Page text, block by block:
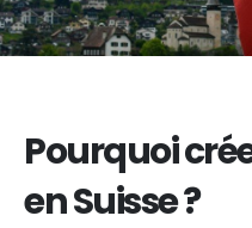
Pourquoi
en Suisse ?